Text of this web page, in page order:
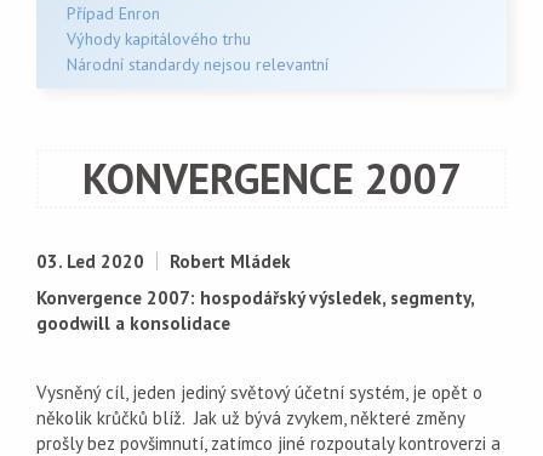
Případ Enron
Výhody kapitálového trhu
Národní standardy nejsou relevantní
KONVERGENCE 2007
03. Led 2020
Robert Mládek
Konvergence 2007: hospodářský výsledek, segmenty,
goodwill a konsolidace
Vysněný cíl, jeden jediný světový účetní systém, je opět o
několik krůčků blíž. Jak už bývá zvykem, některé změny
prošly bez povšimnutí, zatímco jiné rozpoutaly kontroverzi a